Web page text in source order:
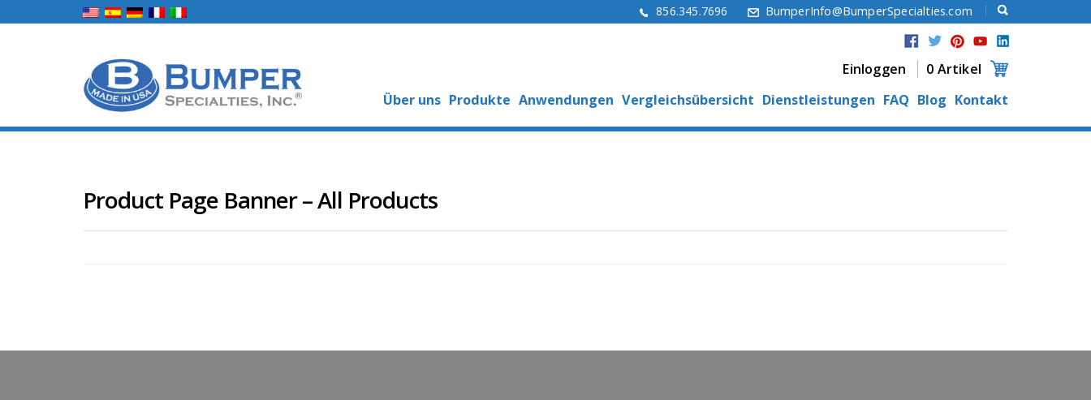
856.345.7696 BumperInfo@BumperSpecialties.com
Einloggen
0 Artikel
Über uns Produkte Anwendungen Vergleichsübersicht Dienstleistungen FAQ Blog Kontakt
Product Page Banner – All Products